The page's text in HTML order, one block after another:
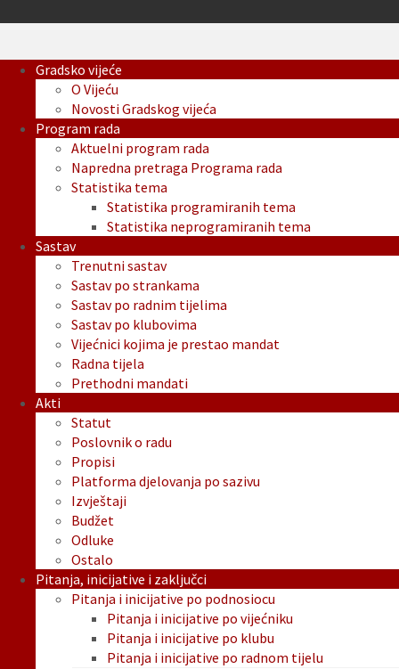
Gradsko vijeće
O Vijeću
Novosti Gradskog vijeća
Program rada
Aktuelni program rada
Napredna pretraga Programa rada
Statistika tema
Statistika programiranih tema
Statistika neprogramiranih tema
Sastav
Trenutni sastav
Sastav po strankama
Sastav po radnim tijelima
Sastav po klubovima
Vijećnici kojima je prestao mandat
Radna tijela
Prethodni mandati
Akti
Statut
Poslovnik o radu
Propisi
Platforma djelovanja po sazivu
Izvještaji
Budžet
Odluke
Ostalo
Pitanja, inicijative i zaključci
Pitanja i inicijative po podnosiocu
Pitanja i inicijative po vijećniku
Pitanja i inicijative po klubu
Pitanja i inicijative po radnom tijelu